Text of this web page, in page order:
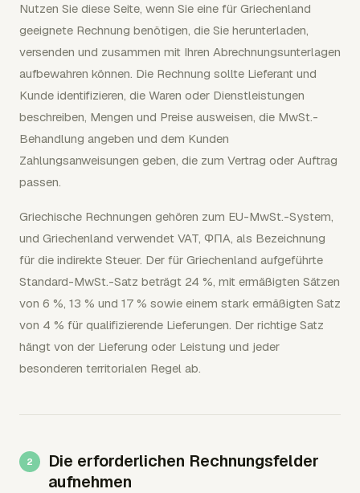
Nutzen Sie diese Seite, wenn Sie eine für Griechenland
geeignete Rechnung benötigen, die Sie herunterladen,
versenden und zusammen mit Ihren Abrechnungsunterlagen
aufbewahren können. Die Rechnung sollte Lieferant und
Kunde identifizieren, die Waren oder Dienstleistungen
beschreiben, Mengen und Preise ausweisen, die MwSt.-
Behandlung angeben und dem Kunden
Zahlungsanweisungen geben, die zum Vertrag oder Auftrag
passen.
Griechische Rechnungen gehören zum EU-MwSt.-System,
und Griechenland verwendet VAT, ΦΠΑ, als Bezeichnung
für die indirekte Steuer. Der für Griechenland aufgeführte
Standard-MwSt.-Satz beträgt 24 %, mit ermäßigten Sätzen
von 6 %, 13 % und 17 % sowie einem stark ermäßigten Satz
von 4 % für qualifizierende Lieferungen. Der richtige Satz
hängt von der Lieferung oder Leistung und jeder
besonderen territorialen Regel ab.
Die erforderlichen Rechnungsfelder
aufnehmen